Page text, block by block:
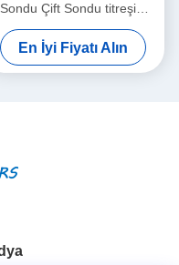
Sondu Çift Sondu titreşim
sensörü 26530-12-10-00-
000-309-00-03-01
En İyi Fiyatı Alın